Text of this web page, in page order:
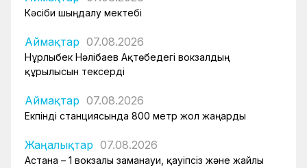
Кәсіби шыңдалу мектебі
Аймақтар 07.08.2026
Нұрлыбек Нәлібаев Ақтөбедегі вокзалдың
құрылысын тексерді
Аймақтар 07.08.2026
Екпінді станциясында 800 метр жол жаңарды
Жаңалықтар 07.08.2026
Астана – 1 вокзалы заманауи, қауіпсіз және жайлы